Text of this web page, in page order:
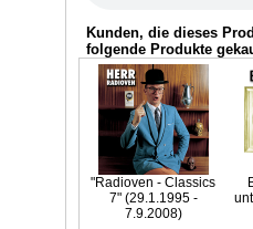
Kunden, die dieses
folgende Produkte
"Radioven - Classics
7" (29.1.1995 -
7.9.2008)